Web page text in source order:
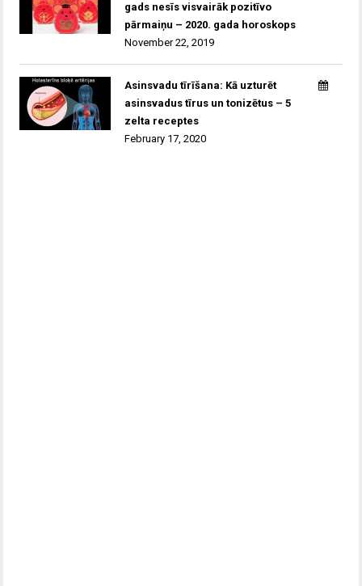
gads nesīs visvairāk pozitīvo
pārmaiņu – 2020. gada horoskops
November 22, 2019
Asinsvadu tīrīšana: Kā uzturēt
asinsvadus tīrus un tonizētus – 5
zelta receptes
February 17, 2020